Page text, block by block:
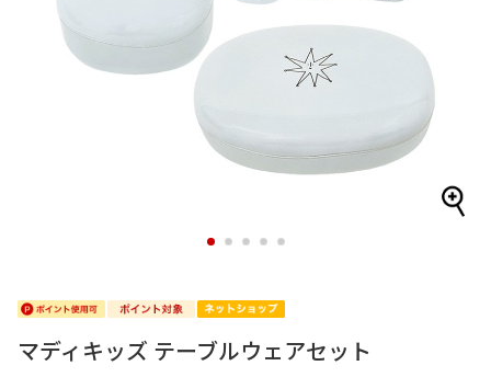
1 2 3 4 5
マディキッズ テーブルウェアセット